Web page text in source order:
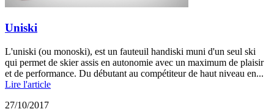
Uniski
L'uniski (ou monoski), est un fauteuil handiski muni d'un seul ski
qui permet de skier assis en autonomie avec un maximum de plaisir
et de performance. Du débutant au compétiteur de haut niveau en...
Lire l'article
27/10/2017